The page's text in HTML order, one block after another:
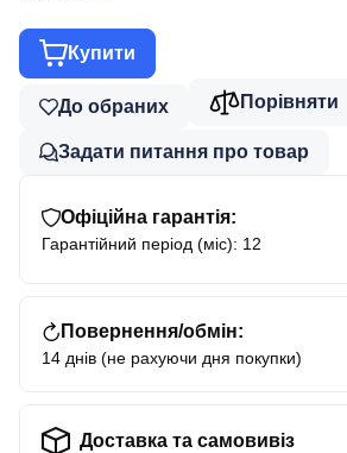
Купити
До обраних Порівняти
Задати питання про товар
Офіційна гарантія:
Гарантійний період (міс): 12
Повернення/обмін:
14 днів (не рахуючи дня покупки)
Доставка та самовивіз